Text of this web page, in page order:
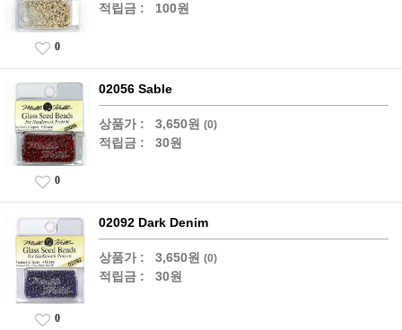
적립금 : 100원
0
02056 Sable
상품가 : 3,650원 (0)
적립금 : 30원
0
02092 Dark Denim
상품가 : 3,650원 (0)
적립금 : 30원
0